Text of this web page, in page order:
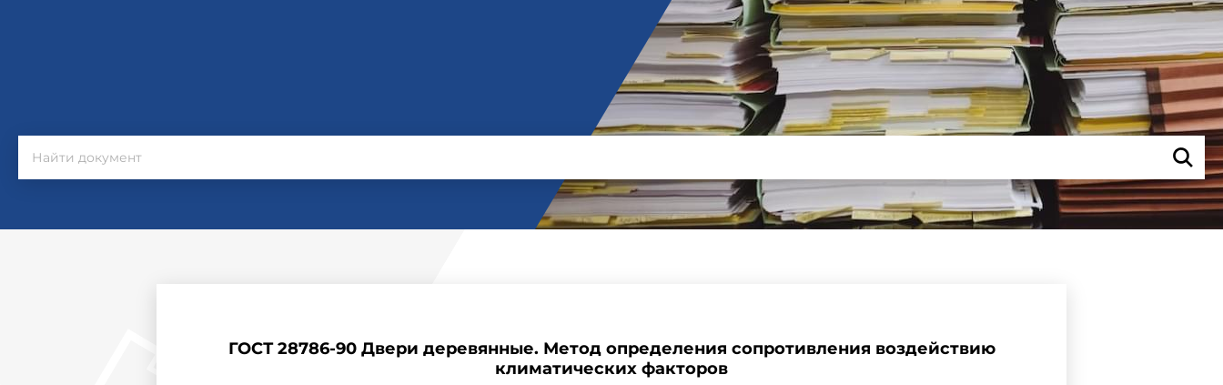
ГОСТ 28786-90 Двери деревянные. Метод определения сопротивления воздействию
климатических факторов